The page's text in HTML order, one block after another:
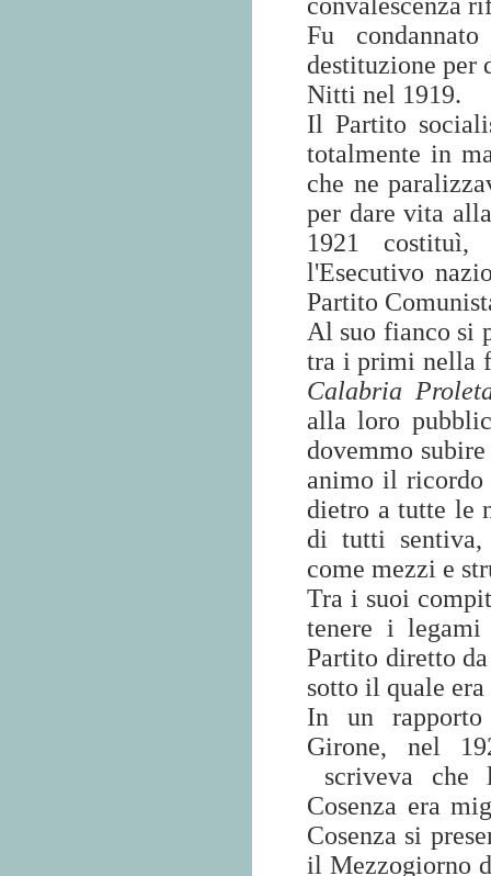
Fu
destituzione per
Nitti nel 1919.
Il Partito
totalmente in
che ne
per dare vita
1921
l'Esecutivo
Partito
Al suo fianco si
tra i primi nella
Calabria
alla loro
dovemmo
animo il ricordo
dietro a tutte le
di tutti sentiva,
come mezzi e
Tra i suoi
tenere i
Partito diretto
sotto il quale
In un
Girone, nel
scriveva che
Cosenza era
Cosenza si
il Mezzogiorno